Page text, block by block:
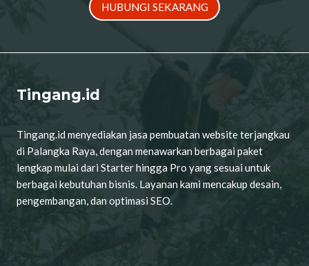
HUBUNGI SEKARANG
Tingang.id
Tingang.id menyediakan jasa pembuatan website terjangkau
di Palangka Raya, dengan menawarkan berbagai paket
lengkap mulai dari Starter hingga Pro yang sesuai untuk
berbagai kebutuhan bisnis. Layanan kami mencakup desain,
pengembangan, dan optimasi SEO.